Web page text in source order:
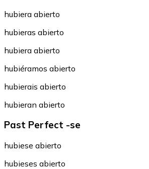
hubiera abierto
hubieras abierto
hubiera abierto
hubiéramos abierto
hubierais abierto
hubieran abierto
Past Perfect -se
hubiese abierto
hubieses abierto